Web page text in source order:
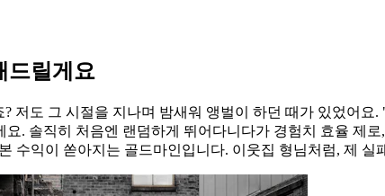
드릴게요
저도 그 시절을 지나며 밤새워 앵벌이 하던 때가 있었어
. 솔직히 처음엔 랜덤하게 뛰어다니다가 경험치 효율 제
수익이 쏟아지는 골드마인입니다. 이웃집 형님처럼, 제